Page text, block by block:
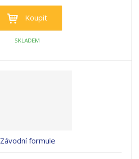
Koupit
SKLADEM
Závodní formule